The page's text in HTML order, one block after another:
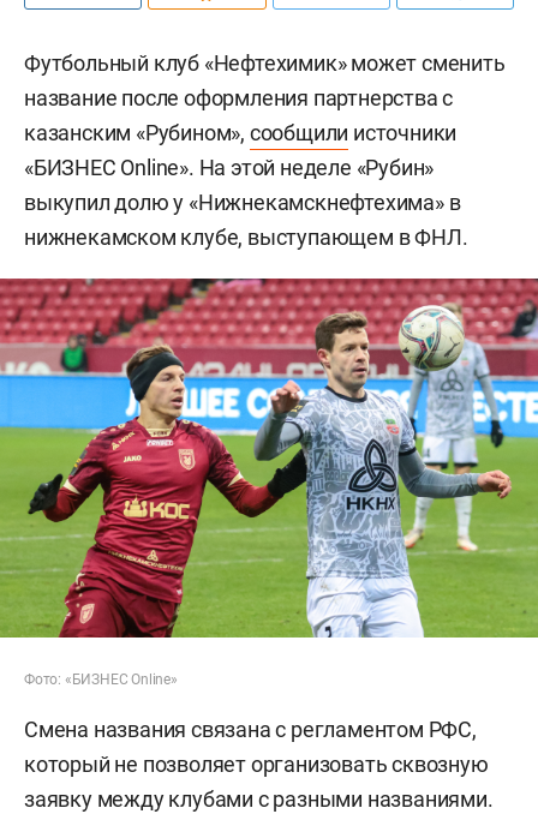
Футбольный клуб «Нефтехимик» может сменить
название после оформления партнерства с
казанским «Рубином», сообщили источники
«БИЗНЕС Online». На этой неделе «Рубин»
выкупил долю у «Нижнекамскнефтехима» в
нижнекамском клубе, выступающем в ФНЛ.
Фото: «БИЗНЕС Online»
Смена названия связана с регламентом РФС,
который не позволяет организовать сквозную
заявку между клубами с разными названиями.